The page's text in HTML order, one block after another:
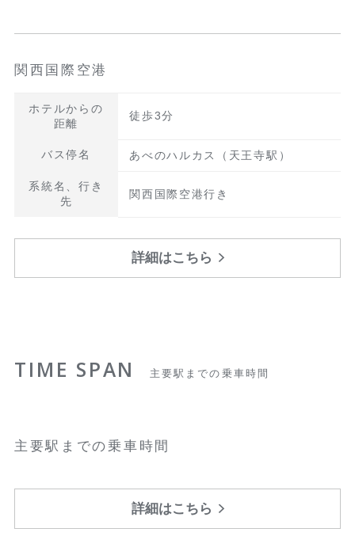
関西国際空港
ホテルからの
距離
徒歩3分
バス停名 あべのハルカス（天王寺駅）
系統名、行き
先
関西国際空港行き
詳細はこちら
TIME SPAN 主要駅までの乗車時間
主要駅までの乗車時間
詳細はこちら